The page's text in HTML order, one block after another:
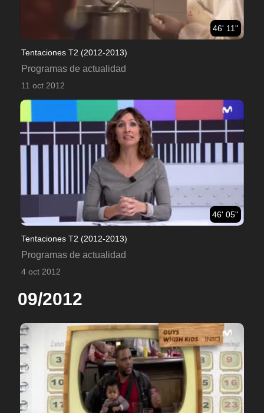
46' 11''
Tentaciones T2 (2012-2013)
Programas de actualidad
11 oct 2012
46' 05''
Tentaciones T2 (2012-2013)
Programas de actualidad
4 oct 2012
09/2012